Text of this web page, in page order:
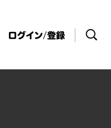
ログイン / 登
録
検索